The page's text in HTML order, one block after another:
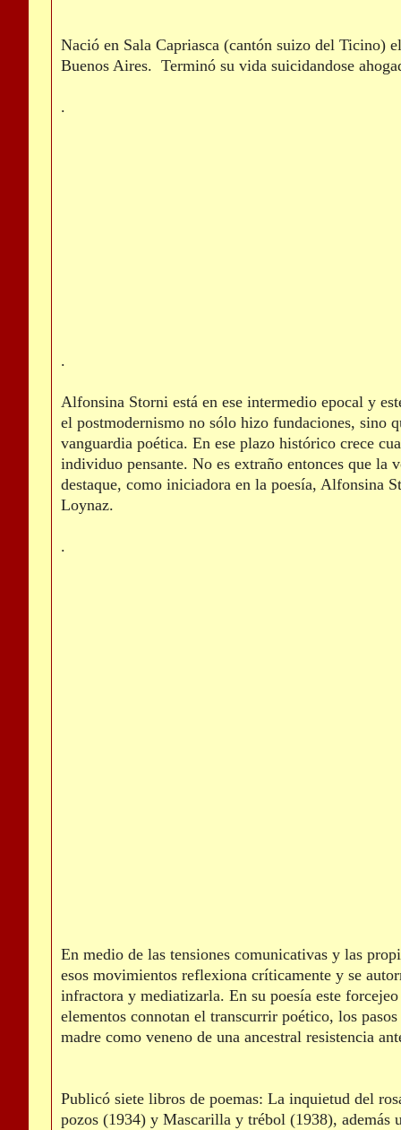
Nació en Sala Capriasca (cantón suizo del Ticino)
Buenos Aires. Terminó su vida suicidandose
.
.
Alfonsina Storni está en ese intermedio epocal y
el postmodernismo no sólo hizo fundaciones, sino
vanguardia poética. En ese plazo histórico crece
individuo pensante. No es extraño entonces que la
destaque, como iniciadora en la poesía, Alfonsina
Loynaz.
.
En medio de las tensiones comunicativas y las
esos movimientos reflexiona críticamente y se
infractora y mediatizarla. En su poesía este
elementos connotan el transcurrir poético, los
madre como veneno de una ancestral resistencia
Publicó siete libros de poemas: La inquietud del
pozos (1934) y Mascarilla y trébol (1938), además